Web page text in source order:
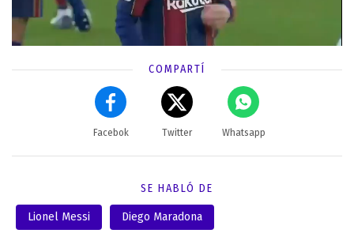
COMPARTÍ
Facebok Twitter Whatsapp
SE HABLÓ DE
Lionel Messi Diego Maradona